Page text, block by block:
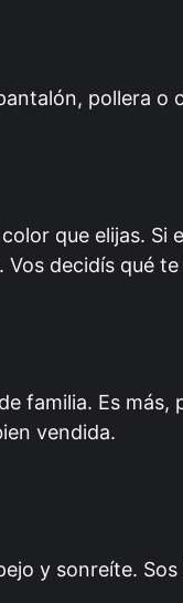
pollera o
que elijas.
Vos decidís qué te
familia. Es
vendida.
y sonreíte.